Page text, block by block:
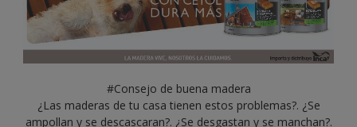
#Consejo de buena madera
¿Las maderas de tu casa tienen estos problemas?. ¿Se
ampollan y se descascaran?. ¿Se desgastan y se manchan?.